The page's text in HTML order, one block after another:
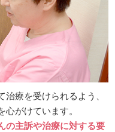
療を受けられるよう、
心がけています。
の主訴や治療に対する要